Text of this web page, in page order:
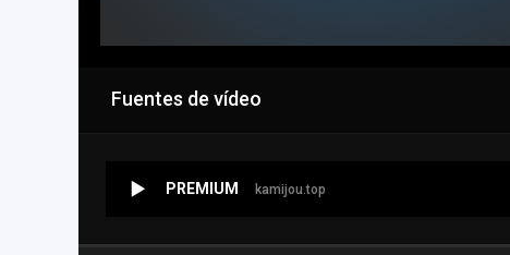
Fuentes de vídeo
PREMIUM kamijou.top